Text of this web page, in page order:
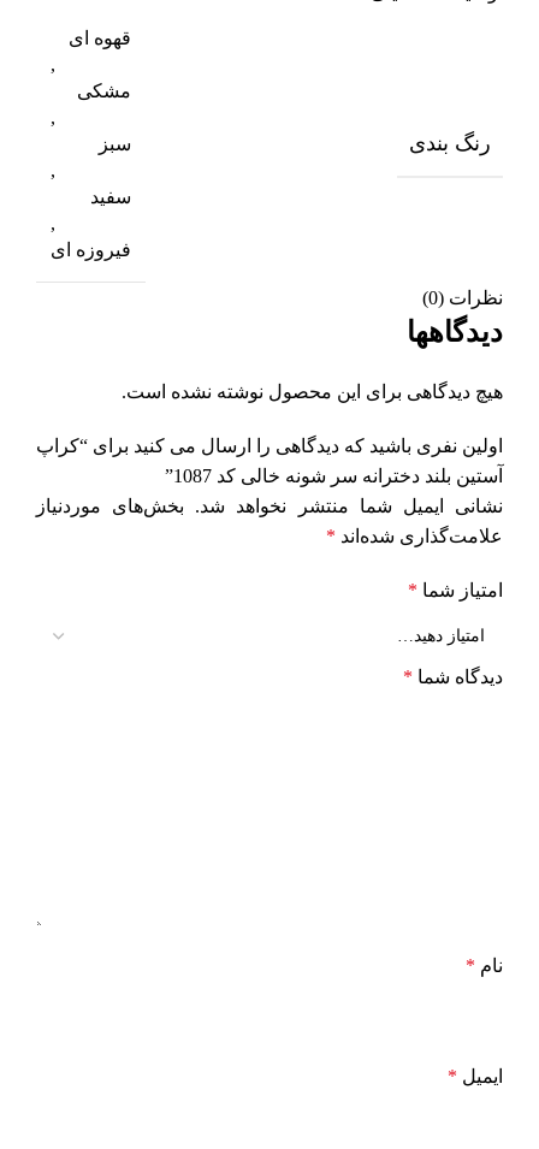
رنگ بندی
قهوه ای
,
مشکی
,
سبز
,
سفید
,
فیروزه ای
نظرات (0)
دیدگاهها
هیچ دیدگاهی برای این محصول نوشته نشده است.
اولین نفری باشید که دیدگاهی را ارسال می کنید برای “کراپ
آستین‌ بلند دخترانه سر شونه خالی کد 1087”
نشانی ایمیل شما منتشر نخواهد شد.
بخش‌های موردنیاز
علامت‌گذاری شده‌اند *
امتیاز شما *
دیدگاه شما *
نام *
ایمیل *